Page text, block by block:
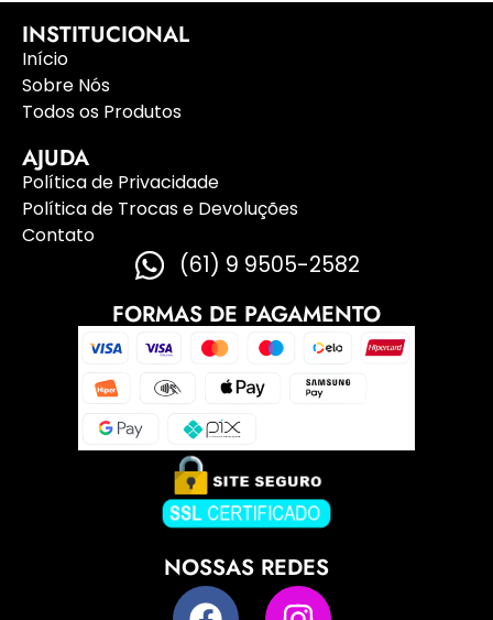
INSTITUCIONAL
Início
Sobre Nós
Todos os Produtos
AJUDA
Política de Privacidade
Política de Trocas e Devoluções
Contato
(61) 9 9505-2582
FORMAS DE PAGAMENTO
NOSSAS REDES